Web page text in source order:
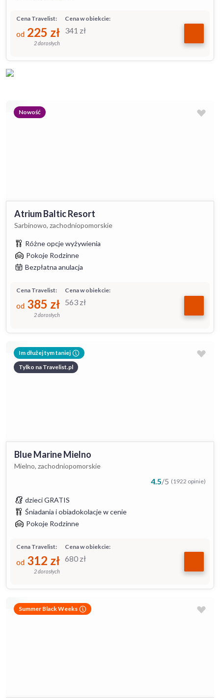
Cena w obiekcie:
341 zł
Cena Travelist:
od 225 zł
2 dorosłych
Nowość
Atrium Baltic Resort
Sarbinowo, zachodniopomorskie
Różne opcje wyżywienia
Pokoje Rodzinne
Bezpłatna anulacja
Cena w obiekcie:
563 zł
Cena Travelist:
od 385 zł
2 dorosłych
Im dłużej tym taniej
Tylko na Travelist.pl
Blue Marine Mielno
Mielno, zachodniopomorskie
4.5/5 (1922 opinie)
dzieci GRATIS
Śniadania i obiadokolacje w cenie
Pokoje Rodzinne
Cena w obiekcie:
680 zł
Cena Travelist:
od 312 zł
2 dorosłych
Summer Black Weeks